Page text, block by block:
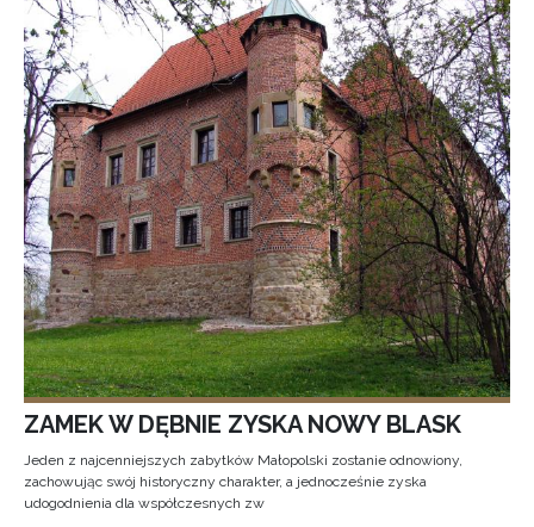
ZAMEK W DĘBNIE ZYSKA NOWY BLASK
Jeden z najcenniejszych zabytków Małopolski zostanie odnowiony,
zachowując swój historyczny charakter, a jednocześnie zyska
udogodnienia dla współczesnych zw